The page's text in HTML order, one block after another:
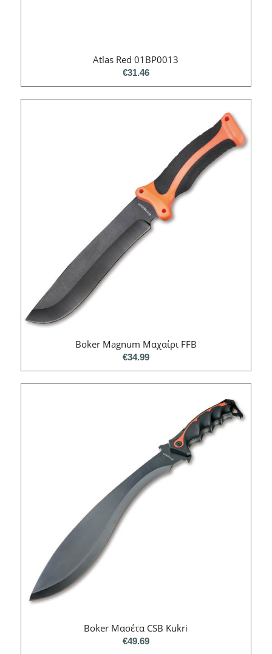
Atlas Red 01BP0013
€31.46
Boker Magnum Μαχαίρι FFB
€34.99
Boker Mασέτα CSB Kukri
€49.69